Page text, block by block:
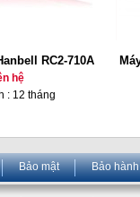
RC2-710A
hệ
: 12 tháng
Bảo mật Bảo hành